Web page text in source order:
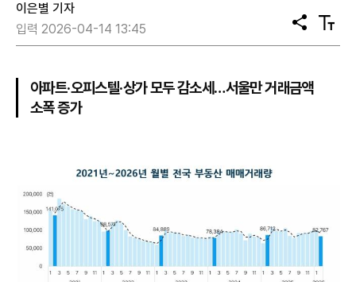
이은별 기자
입력 2026-04-14 13:45
공
유
텍
스
아파트·오피스텔·상가 모두 감소세…서울만 거래금액
소폭 증가